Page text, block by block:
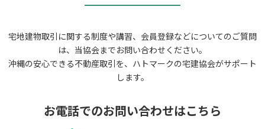
宅地建物取引に関する制度や講習、会員登録などについてのご質問
は、当協会までお問い合わせください。
沖縄の安心できる不動産取引を、ハトマークの宅建協会がサポート
します。
お電話でのお問い合わせはこちら